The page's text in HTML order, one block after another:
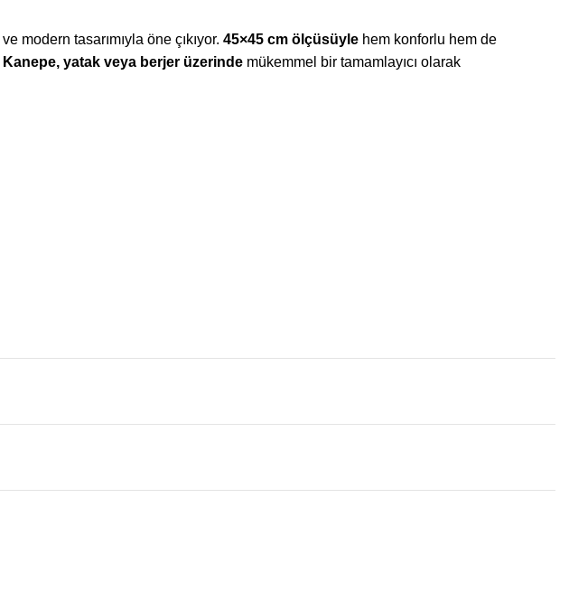
ve modern tasarımıyla öne çıkıyor.45×45 cm ölçüsüyle hem konforlu hem de
Kanepe, yatak veya berjer üzerinde mükemmel bir tamamlayıcı olarak